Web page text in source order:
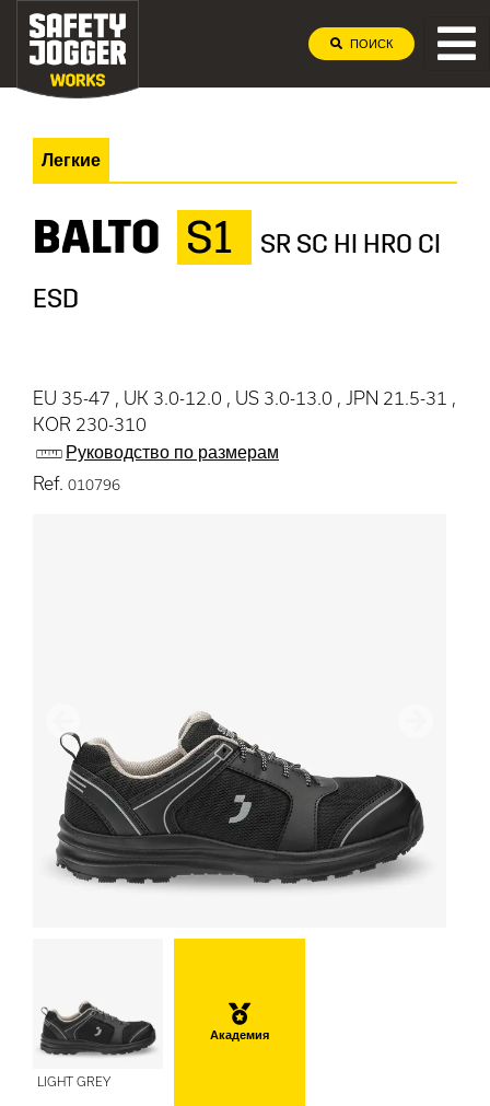
ПОИСК
Легкие
BALTO S1
SR SC HI HRO CI
ESD
EU 35-47 , UK 3.0-12.0 , US 3.0-13.0 , JPN 21.5-31 ,
KOR 230-310
Руководство по размерам
Ref. 010796
Предыдущий
LIGHT GREY
Академия